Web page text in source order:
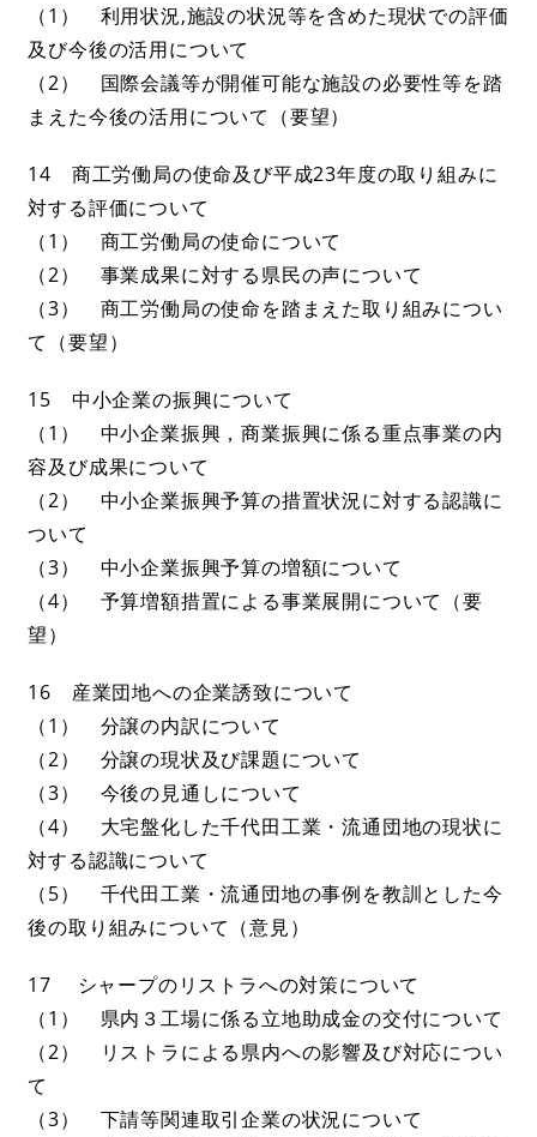
（1） 利用状況,施設の状況等を含めた現状での評価
及び今後の活用について
（2） 国際会議等が開催可能な施設の必要性等を踏
まえた今後の活用について（要望）
14 商工労働局の使命及び平成23年度の取り組みに
対する評価について
（1） 商工労働局の使命について
（2） 事業成果に対する県民の声について
（3） 商工労働局の使命を踏まえた取り組みについ
て（要望）
15 中小企業の振興について
（1） 中小企業振興，商業振興に係る重点事業の内
容及び成果について
（2） 中小企業振興予算の措置状況に対する認識に
ついて
（3） 中小企業振興予算の増額について
（4） 予算増額措置による事業展開について（要
望）
16 産業団地への企業誘致について
（1） 分譲の内訳について
（2） 分譲の現状及び課題について
（3） 今後の見通しについて
（4） 大宅盤化した千代田工業・流通団地の現状に
対する認識について
（5） 千代田工業・流通団地の事例を教訓とした今
後の取り組みについて（意見）
17 シャープのリストラへの対策について
（1） 県内３工場に係る立地助成金の交付について
（2） リストラによる県内への影響及び対応につい
て
（3） 下請等関連取引企業の状況について